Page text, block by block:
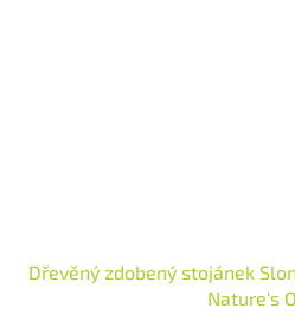
Dřevěný zdobený stojánek
Nature's